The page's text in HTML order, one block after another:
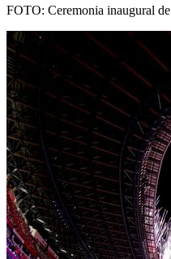
FOTO: Ceremonia inaugural